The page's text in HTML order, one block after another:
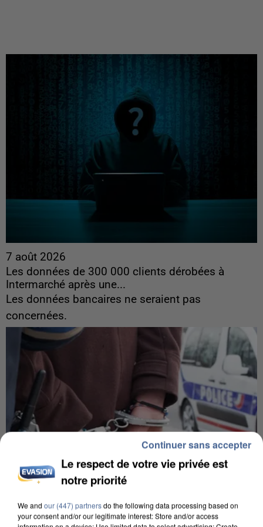
7 août 2026
Les données de 300 000 clients dérobées à
Intermarché après une...
Les données bancaires ne seraient pas
concernées.
Le respect de votre vie privée est
notre priorité
We and our (447) partnersdo the following data processing based on
your consent and/or our legitimate interest: Store and/or access
Continuer sans accepter